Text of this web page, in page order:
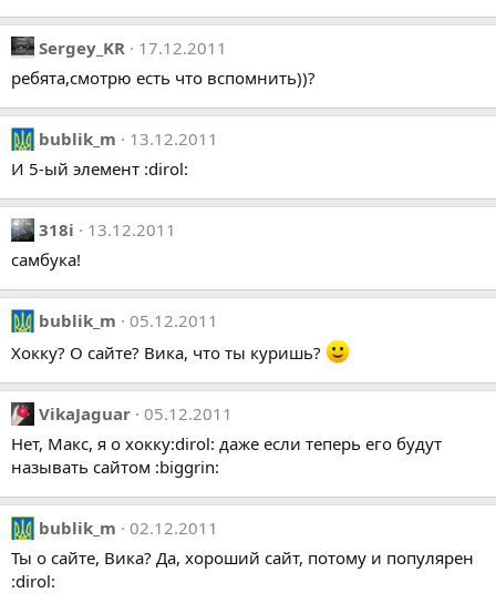
Sergey_KR
17.12.2011
ребята,смотрю есть что вспомнить))?
bublik_m
13.12.2011
И 5-ый элемент :dirol:
318i
13.12.2011
самбука!
bublik_m
05.12.2011
Хокку? О сайте? Вика, что ты куришь?
VikaJaguar 05.12.2011
Нет, Макс, я о хокку:dirol: даже если теперь его будут
называть сайтом :biggrin:
bublik_m
02.12.2011
Ты о сайте, Вика? Да, хороший сайт, потому и популярен
:dirol: